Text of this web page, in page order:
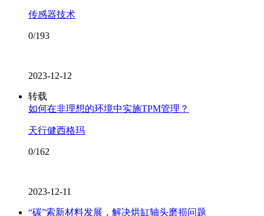
传感器技术
0/193
2023-12-12
转载
如何在非理想的环境中实施TPM管理？
天行健西格玛
0/162
2023-12-11
“碳”索新材料发展，解决烘缸轴头磨损问题